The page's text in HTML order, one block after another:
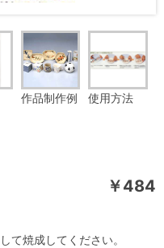
作品制作例 使用方法
￥484
焼成してください。